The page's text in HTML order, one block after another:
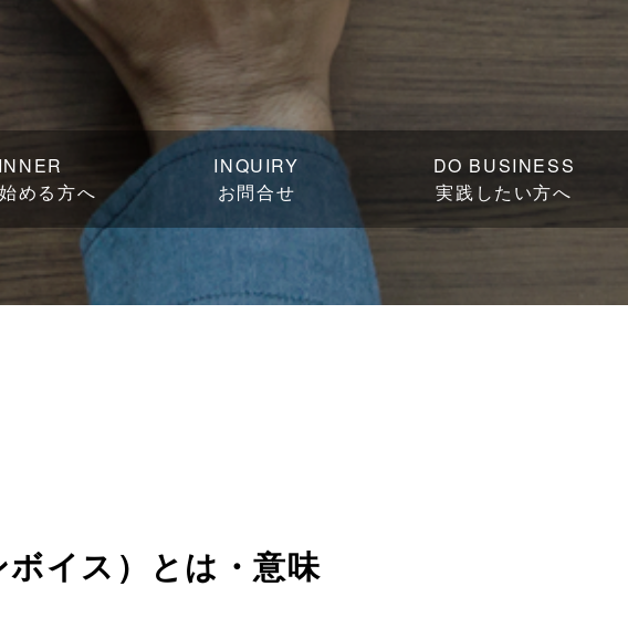
める方へ
INQUIRY
お問合せ
DO BUSINESS
実践したい方へ
イス）とは・意味